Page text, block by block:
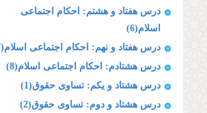
درس هفتاد و هشتم: احکام اجتماعی
اسلام(6)
درس هفتاد و نهم: احکام اجتماعی اسلام(7)
درس هشتادم: احکام اجتماعی اسلام(8)
درس هشتاد و یکم: تساوی حقوق(1)
درس هشتاد و دوم: تساوی حقوق(2)